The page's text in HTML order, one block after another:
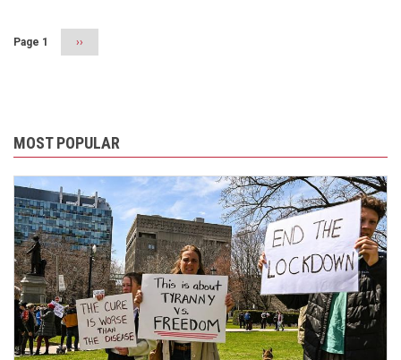
Page 1
Next
page
››
MOST POPULAR